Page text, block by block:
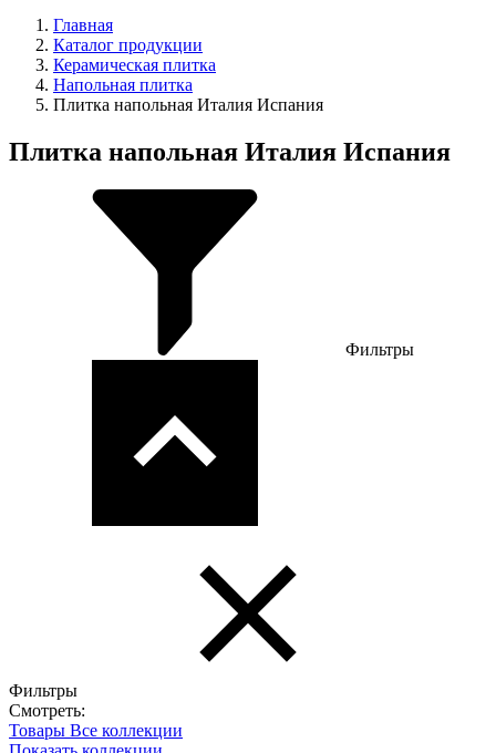
Главная
Каталог продукции
Керамическая плитка
Напольная плитка
Плитка напольная Италия Испания
Плитка напольная Италия Испания
Фильтры
Фильтры
Смотреть:
Товары Все коллекции